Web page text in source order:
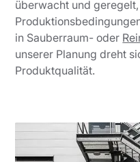
überwacht und
in Sauberraum- oder
unserer Planung dreht
Produktqualität.